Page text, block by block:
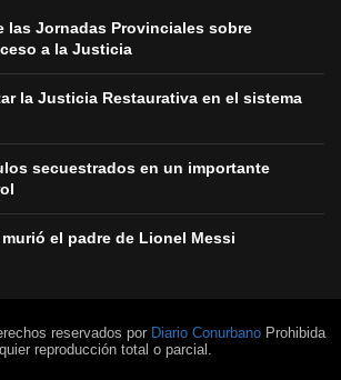
las Jornadas Provinciales sobre
a la Justicia
la Justicia Restaurativa en el sistema
secuestrados en un importante
el padre de Lionel Messi
reservados por Diario Conurbano Prohibida
reproducción total o parcial.